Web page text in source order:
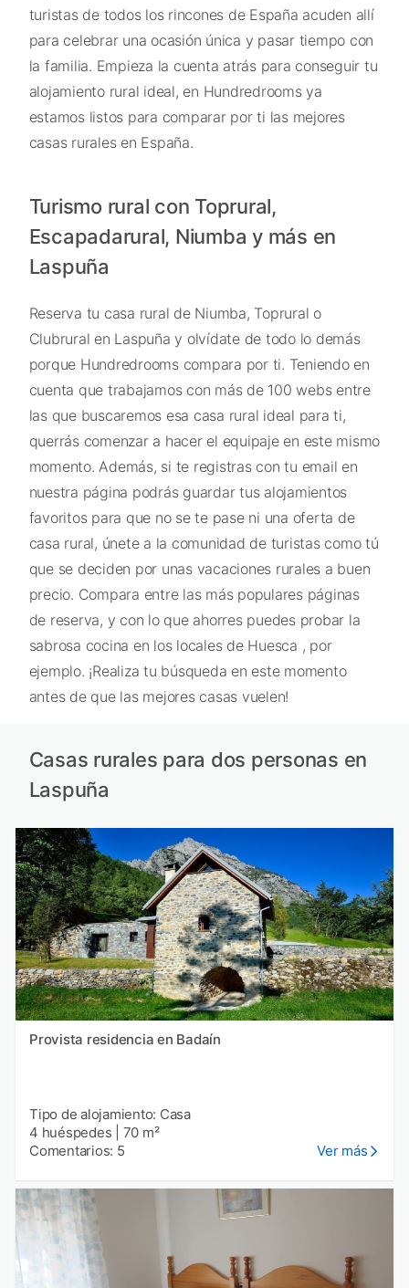
turistas de todos los rincones de España acuden allí
para celebrar una ocasión única y pasar tiempo con
la familia. Empieza la cuenta atrás para conseguir tu
alojamiento rural ideal, en Hundredrooms ya
estamos listos para comparar por ti las mejores
casas rurales en España.
Turismo rural con Toprural,
Escapadarural, Niumba y más en
Laspuña
Reserva tu casa rural de Niumba, Toprural o
Clubrural en Laspuña y olvídate de todo lo demás
porque Hundredrooms compara por ti. Teniendo en
cuenta que trabajamos con más de 100 webs entre
las que buscaremos esa casa rural ideal para ti,
querrás comenzar a hacer el equipaje en este mismo
momento. Además, si te registras con tu email en
nuestra página podrás guardar tus alojamientos
favoritos para que no se te pase ni una oferta de
casa rural, únete a la comunidad de turistas como tú
que se deciden por unas vacaciones rurales a buen
precio. Compara entre las más populares páginas
de reserva, y con lo que ahorres puedes probar la
sabrosa cocina en los locales de Huesca , por
ejemplo. ¡Realiza tu búsqueda en este momento
antes de que las mejores casas vuelen!
Casas rurales para dos personas en
Laspuña
Provista residencia en Badaín
Tipo de alojamiento: Casa
4 huéspedes
70 m²
Comentarios: 5
Ver más